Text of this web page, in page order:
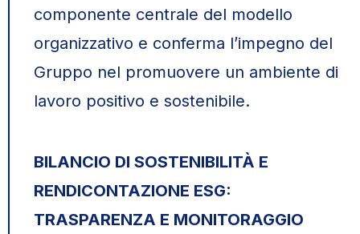
componente centrale del modello
organizzativo e conferma l’impegno del
Gruppo nel promuovere un ambiente di
lavoro positivo e sostenibile.
BILANCIO DI SOSTENIBILITÀ E
RENDICONTAZIONE ESG:
TRASPARENZA E MONITORAGGIO